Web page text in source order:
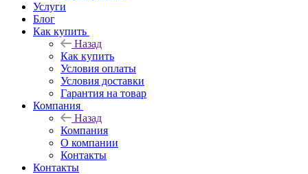
Услуги
Блог
Как купить
Назад
Как купить
Условия оплаты
Условия доставки
Гарантия на товар
Компания
Назад
Компания
О компании
Контакты
Контакты